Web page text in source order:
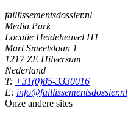
faillissementsdossier.nl
Media Park
Locatie Heideheuvel H1
Mart Smeetslaan 1
1217 ZE Hilversum
Nederland
T: +31(0)85-3330016
E: info@faillissementsdossier.nl
Onze andere sites